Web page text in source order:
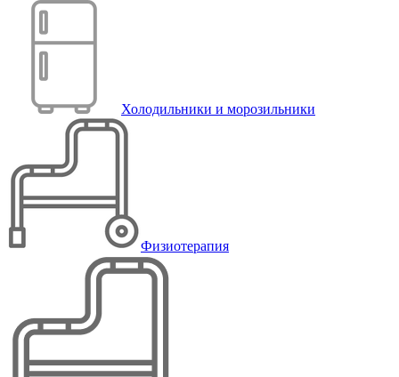
Холодильники и морозильники
Физиотерапия